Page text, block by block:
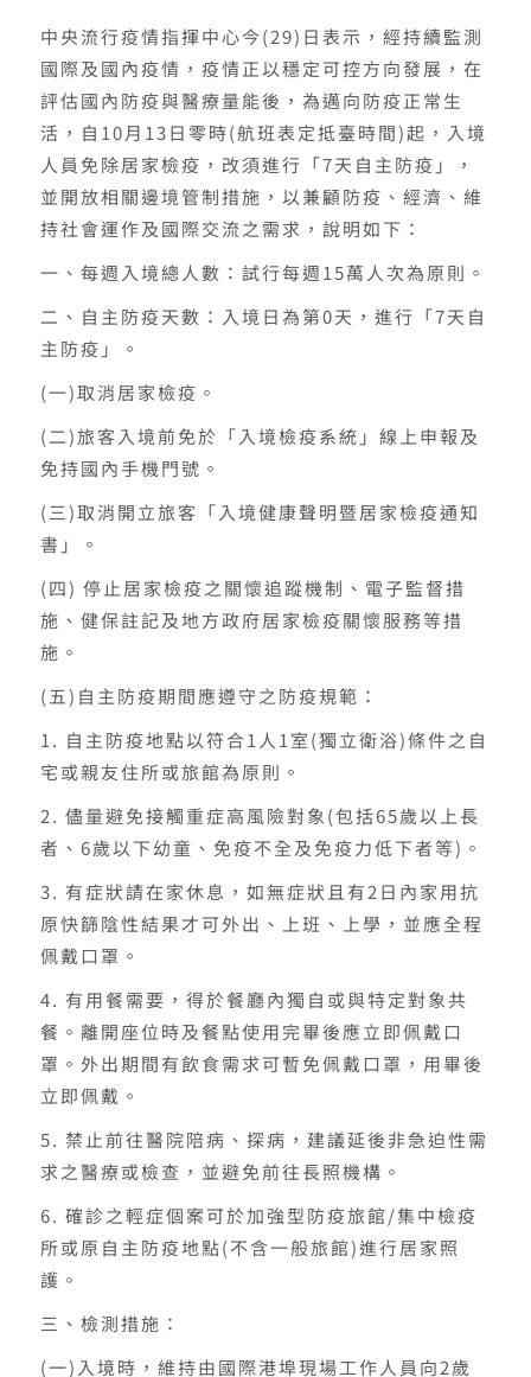
中央流行疫情指揮中心今(29)日表示，經持續監測
國際及國內疫情，疫情正以穩定可控方向發展，在
評估國內防疫與醫療量能後，為邁向防疫正常生
活，自10月13日零時(航班表定抵臺時間)起，入境
人員免除居家檢疫，改須進行「7天自主防疫」，
並開放相關邊境管制措施，以兼顧防疫、經濟、維
持社會運作及國際交流之需求，說明如下：
一、每週入境總人數：試行每週15萬人次為原則。
二、自主防疫天數：入境日為第0天，進行「7天自
主防疫」。
(一)取消居家檢疫。
(二)旅客入境前免於「入境檢疫系統」線上申報及
免持國內手機門號。
(三)取消開立旅客「入境健康聲明暨居家檢疫通知
書」。
(四) 停止居家檢疫之關懷追蹤機制、電子監督措
施、健保註記及地方政府居家檢疫關懷服務等措
施。
(五)自主防疫期間應遵守之防疫規範：
1. 自主防疫地點以符合1人1室(獨立衛浴)條件之自
宅或親友住所或旅館為原則。
2. 儘量避免接觸重症高風險對象(包括65歲以上長
者、6歲以下幼童、免疫不全及免疫力低下者等)。
3. 有症狀請在家休息，如無症狀且有2日內家用抗
原快篩陰性結果才可外出、上班、上學，並應全程
佩戴口罩。
4. 有用餐需要，得於餐廳內獨自或與特定對象共
餐。離開座位時及餐點使用完畢後應立即佩戴口
罩。外出期間有飲食需求可暫免佩戴口罩，用畢後
立即佩戴。
5. 禁止前往醫院陪病、探病，建議延後非急迫性需
求之醫療或檢查，並避免前往長照機構。
6. 確診之輕症個案可於加強型防疫旅館/集中檢疫
所或原自主防疫地點(不含一般旅館)進行居家照
護。
三、檢測措施：
(一)入境時，維持由國際港埠現場工作人員向2歲